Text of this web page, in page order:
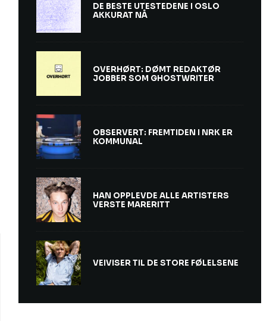
DE BESTE UTESTEDENE I OSLO
AKKURAT NÅ
OVERHØRT: DØMT REDAKTØR
JOBBER SOM GHOSTWRITER
OBSERVERT: FREMTIDEN I NRK ER
KOMMUNAL
HAN OPPLEVDE ALLE ARTISTERS
VERSTE MARERITT
VEIVISER TIL DE STORE FØLELSENE